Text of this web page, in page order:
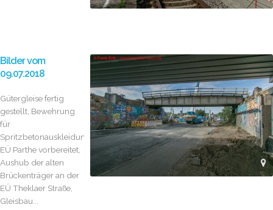
Bilder vom
09.07.2018
Gütergleise fertig
gestellt, Bewehrung
für
Spritzbetonauskleidung
EÜ Parthe vorbereitet,
Aushub der alten
Brückenträger an der
EÜ Theklaer Straße,
Gleisbau...